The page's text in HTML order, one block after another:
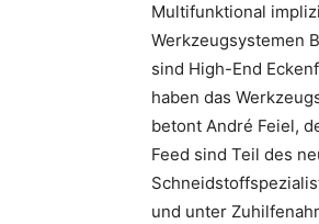
Multifunktional
Werkzeugsystemen
sind High-End
haben das
betont André Feiel,
Feed sind Teil des
und unter